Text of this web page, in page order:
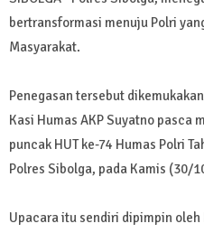
bertransformasi menuju Polri
Masyarakat.
Penegasan tersebut
Kasi Humas AKP Suyatno pasca
puncak HUT ke-74 Humas Polri
Polres Sibolga, pada Kamis (30/
Upacara itu sendiri dipimpin oleh